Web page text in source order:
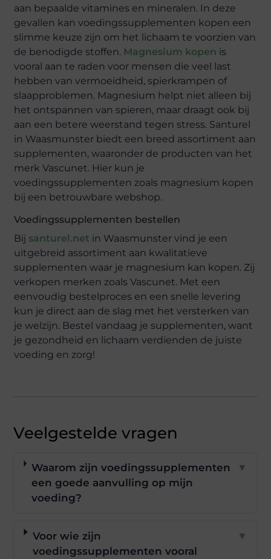
aan bepaalde vitamines en mineralen. In deze
gevallen kan voedingssupplementen kopen een
slimme keuze zijn om het lichaam te voorzien van
de benodigde stoffen. Magnesium kopen is
vooral aan te raden voor mensen die veel last
hebben van vermoeidheid, spierkrampen of
slaapproblemen. Magnesium helpt niet alleen bij
het ontspannen van spieren, maar draagt ook bij
aan een betere weerstand tegen stress. Santurel
in Waasmunster biedt een breed assortiment aan
supplementen, waaronder de producten van het
merk Vascunet. Hier kun je
voedingssupplementen zoals magnesium kopen
bij een betrouwbare webshop.
Voedingssupplementen bestellen
Bij santurel.net in Waasmunster vind je een
uitgebreid assortiment aan kwalitatieve
supplementen waar je magnesium kan kopen. Zij
verkopen merken zoals Vascunet. Met een
eenvoudig bestelproces en een snelle levering
kun je direct aan de slag met het versterken van
je welzijn. Bestel vandaag je supplementen, want
je gezondheid en lichaam verdienden de juiste
voeding en zorg!
Veelgestelde vragen
Waarom zijn voedingssupplementen
een goede aanvulling op mijn
voeding?
▼
Voor wie zijn
voedingssupplementen vooral
▼